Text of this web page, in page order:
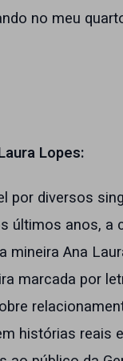
no meu
Lopes:
por diversos
últimos anos, a
mineira Ana
marcada por
histórias reais e